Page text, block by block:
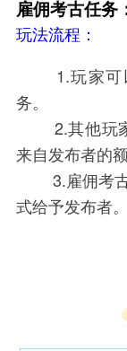
雇佣考古任务
玩法流程：
1.玩家
务。
2.其他玩
来自发布者的额
3.雇佣考
式给予发布者。